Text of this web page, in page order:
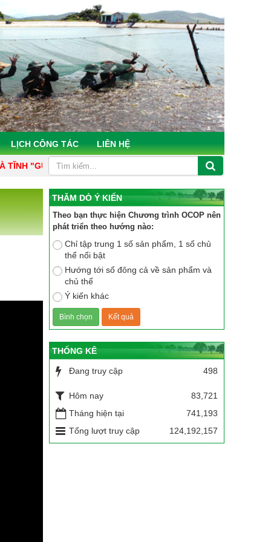
LỊCH CÔNG TÁC LIÊN HỆ
MẪU, CHỦ ĐỘNG, TÂM HUYẾT, KHOA HỌC, HIỆU QUẢ"
THĂM DÒ Ý KIẾN
Theo bạn thực hiện Chương trình OCOP nên
phát triển theo hướng nào:
Chỉ tập trung 1 số sản phẩm, 1 số chủ
thể nổi bật
Hướng tới số đông cả về sản phẩm và
chủ thể
Ý kiến khác
THỐNG KÊ
Đang truy cập 498
Hôm nay
83,721
Tháng hiện tại
741,193
Tổng lượt truy cập
124,192,157